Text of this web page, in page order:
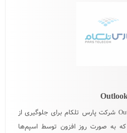
راهنمای تنظیمات Outlook Express شرکت پارس تلکام برای جلوگیری از
به صورت روز افزون توسط اسپم‌ها